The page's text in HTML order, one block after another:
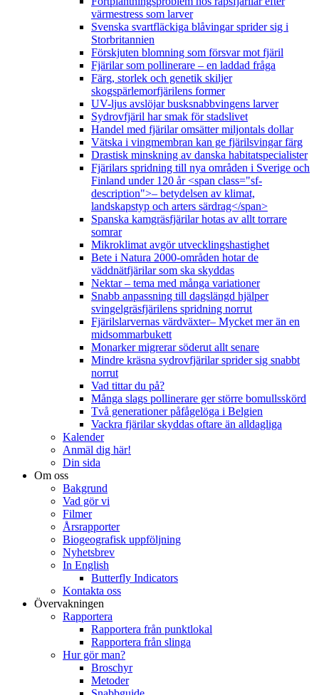
värmestress som larver
Svenska svartfläckiga blåvingar sprider sig i
Storbritannien
Förskjuten blomning som försvar mot fjäril
Fjärilar som pollinerare – en laddad fråga
Färg, storlek och genetik skiljer
skogspärlemorfjärilens former
UV-ljus avslöjar busksnabbvingens larver
Sydrovfjäril har smak för stadslivet
Handel med fjärilar omsätter miljontals dollar
Vätska i vingmembran kan ge fjärilsvingar färg
Drastisk minskning av danska habitatspecialister
Fjärilars spridning till nya områden i Sverige och
Finland under 120 år <span class="sf-
description">– betydelsen av klimat,
landskapstyp och arters särdrag</span>
Spanska kamgräsfjärilar hotas av allt torrare
somrar
Mikroklimat avgör utvecklingshastighet
Bete i Natura 2000-områden hotar de
väddnätfjärilar som ska skyddas
Nektar – tema med många variationer
Snabb anpassning till dagslängd hjälper
svingelgräsfjärilens spridning norrut
Fjärilslarvernas värdväxter– Mycket mer än en
midsommarbukett
Monarker migrerar söderut allt senare
Mindre kräsna sydrovfjärilar sprider sig snabbt
norrut
Vad tittar du på?
Många slags pollinerare ger större bomullsskörd
Två generationer påfågelöga i Belgien
Vackra fjärilar skyddas oftare än alldagliga
Kalender
Anmäl dig här!
Din sida
Om oss
Bakgrund
Vad gör vi
Filmer
Årsrapporter
Biogeografisk uppföljning
Nyhetsbrev
In English
Butterfly Indicators
Kontakta oss
Övervakningen
Rapportera
Rapportera från punktlokal
Rapportera från slinga
Hur gör man?
Broschyr
Metoder